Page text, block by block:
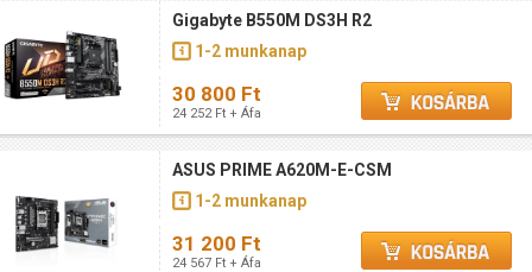
Gigabyte B550M DS3H R2
1-2 munkanap
30 800 Ft
24 252 Ft + Áfa
ASUS PRIME A620M-E-CSM
1-2 munkanap
31 200 Ft
24 567 Ft + Áfa